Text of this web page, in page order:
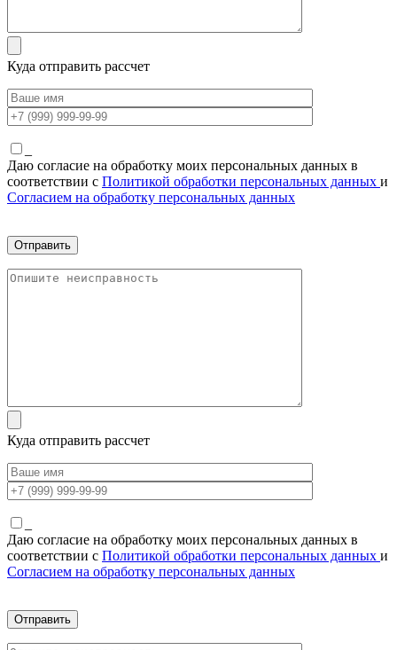
Куда отправить рассчет
Даю согласие на обработку моих персональных данных в
соответствии с Политикой обработки персональных данных и
Согласием на обработку персональных данных
Куда отправить рассчет
Даю согласие на обработку моих персональных данных в
соответствии с Политикой обработки персональных данных и
Согласием на обработку персональных данных